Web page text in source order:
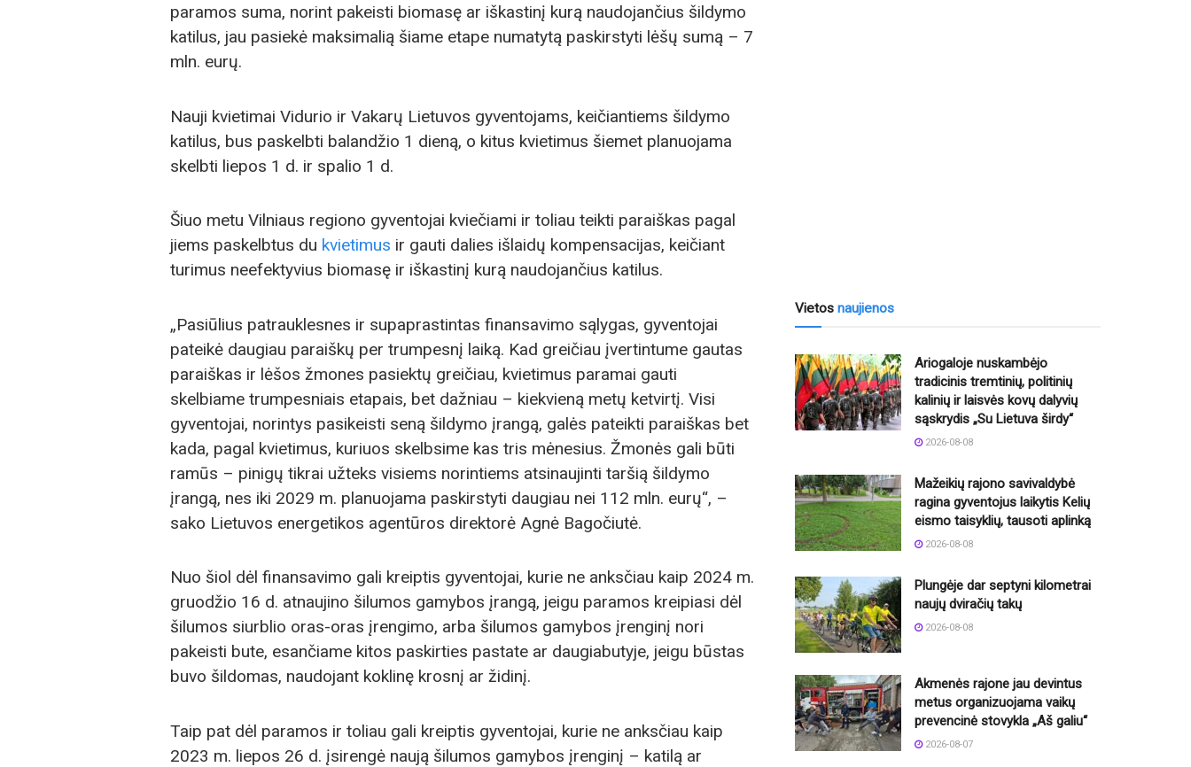
paramos suma, norint pakeisti biomasę ar iškastinį kurą naudojančius šildymo
katilus, jau pasiekė maksimalią šiame etape numatytą paskirstyti lėšų sumą – 7
mln. eurų.
Nauji kvietimai Vidurio ir Vakarų Lietuvos gyventojams, keičiantiems šildymo
katilus, bus paskelbti balandžio 1 dieną, o kitus kvietimus šiemet planuojama
skelbti liepos 1 d. ir spalio 1 d.
Šiuo metu Vilniaus regiono gyventojai kviečiami ir toliau teikti paraiškas pagal
jiems paskelbtus du kvietimus ir gauti dalies išlaidų kompensacijas, keičiant
turimus neefektyvius biomasę ir iškastinį kurą naudojančius katilus.
„Pasiūlius patrauklesnes ir supaprastintas finansavimo sąlygas, gyventojai
pateikė daugiau paraiškų per trumpesnį laiką. Kad greičiau įvertintume gautas
paraiškas ir lėšos žmones pasiektų greičiau, kvietimus paramai gauti
skelbiame trumpesniais etapais, bet dažniau – kiekvieną metų ketvirtį. Visi
gyventojai, norintys pasikeisti seną šildymo įrangą, galės pateikti paraiškas bet
kada, pagal kvietimus, kuriuos skelbsime kas tris mėnesius. Žmonės gali būti
ramūs – pinigų tikrai užteks visiems norintiems atsinaujinti taršią šildymo
įrangą, nes iki 2029 m. planuojama paskirstyti daugiau nei 112 mln. eurų“, –
sako Lietuvos energetikos agentūros direktorė Agnė Bagočiutė.
Nuo šiol dėl finansavimo gali kreiptis gyventojai, kurie ne anksčiau kaip 2024 m.
gruodžio 16 d. atnaujino šilumos gamybos įrangą, jeigu paramos kreipiasi dėl
šilumos siurblio oras-oras įrengimo, arba šilumos gamybos įrenginį nori
pakeisti bute, esančiame kitos paskirties pastate ar daugiabutyje, jeigu būstas
buvo šildomas, naudojant koklinę krosnį ar židinį.
Taip pat dėl paramos ir toliau gali kreiptis gyventojai, kurie ne anksčiau kaip
2023 m. liepos 26 d. įsirengė naują šilumos gamybos įrenginį – katilą ar
Vietos naujienos
Ariogaloje nuskambėjo
tradicinis tremtinių, politinių
kalinių ir laisvės kovų dalyvių
sąskrydis „Su Lietuva širdy“
2026-08-08
Mažeikių rajono savivaldybė
ragina gyventojus laikytis Kelių
eismo taisyklių, tausoti aplinką
2026-08-08
Plungėje dar septyni kilometrai
naujų dviračių takų
2026-08-08
Akmenės rajone jau devintus
metus organizuojama vaikų
prevencinė stovykla „Aš galiu“
2026-08-07